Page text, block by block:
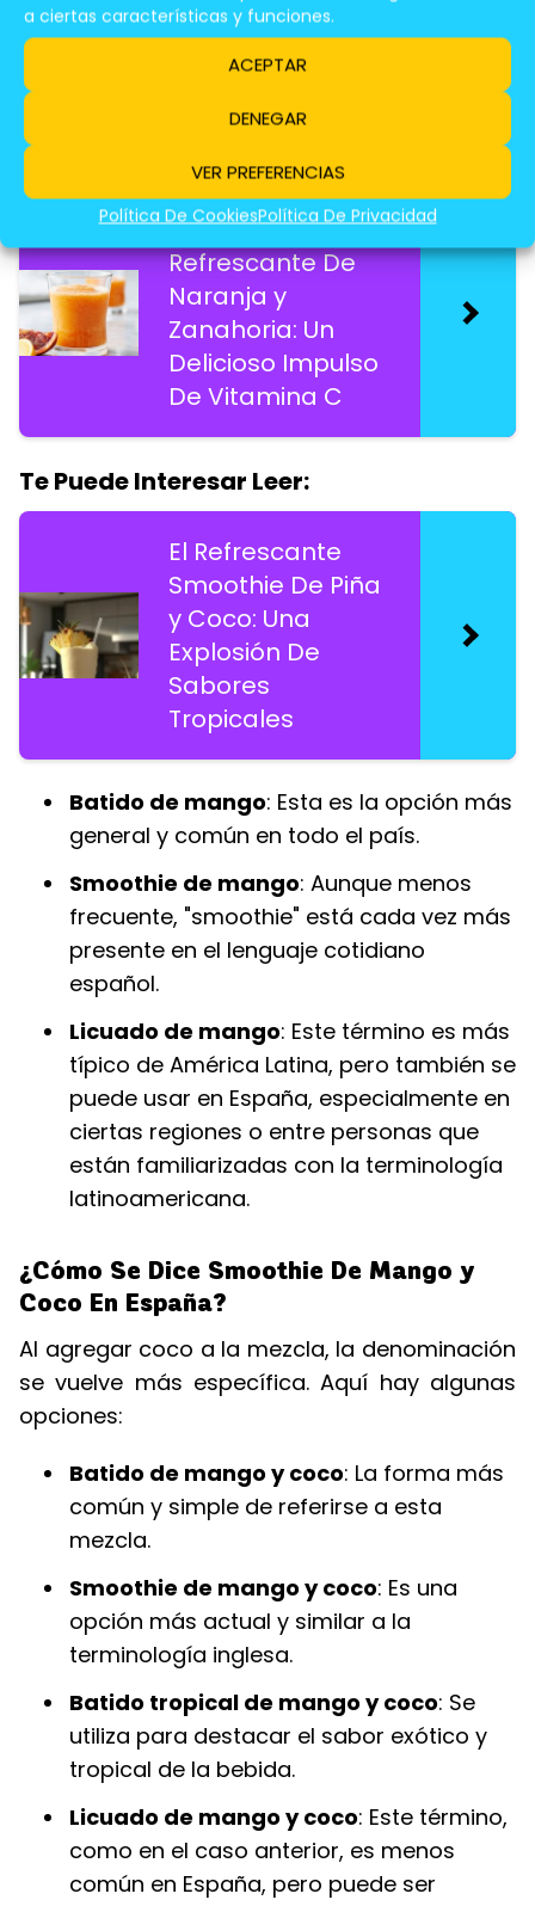
a ciertas características y funciones.
ACEPTAR
DENEGAR
VER PREFERENCIAS
Política De CookiesPolítica De Privacidad
Saludable y
Cargado De
Nutrientes
Te Puede Interesar Leer:
Smoothie
Refrescante De
Naranja y
Zanahoria: Un
Delicioso Impulso
De Vitamina C
Te Puede Interesar Leer:
El Refrescante
Smoothie De Piña
y Coco: Una
Explosión De
Sabores
Tropicales
Batido de mango: Esta es la opción más
general y común en todo el país.
Smoothie de mango: Aunque menos
frecuente, "smoothie" está cada vez más
presente en el lenguaje cotidiano
español.
Licuado de mango: Este término es más
típico de América Latina, pero también se
puede usar en España, especialmente en
ciertas regiones o entre personas que
están familiarizadas con la terminología
latinoamericana.
¿Cómo Se Dice Smoothie De Mango y
Coco En España?
Al agregar coco a la mezcla, la denominación
se vuelve más específica. Aquí hay algunas
opciones:
Batido de mango y coco: La forma más
común y simple de referirse a esta
mezcla.
Smoothie de mango y coco: Es una
opción más actual y similar a la
terminología inglesa.
Batido tropical de mango y coco: Se
utiliza para destacar el sabor exótico y
tropical de la bebida.
Licuado de mango y coco: Este término,
como en el caso anterior, es menos
común en España, pero puede ser